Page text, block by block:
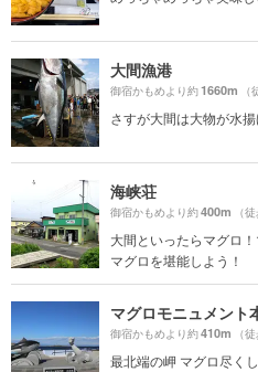
大間漁港
御宿かもめより約1660m
さすが大間は大物が水
海峡荘
御宿かもめより約400m （
大間といったらマグロ
マグロを堪能しよう！
マグロモニュメント
御宿かもめより約410m （
最北端の岬 マグロ尽く